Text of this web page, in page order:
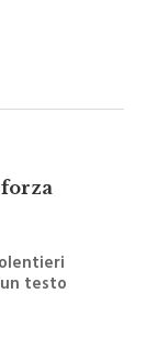
testo